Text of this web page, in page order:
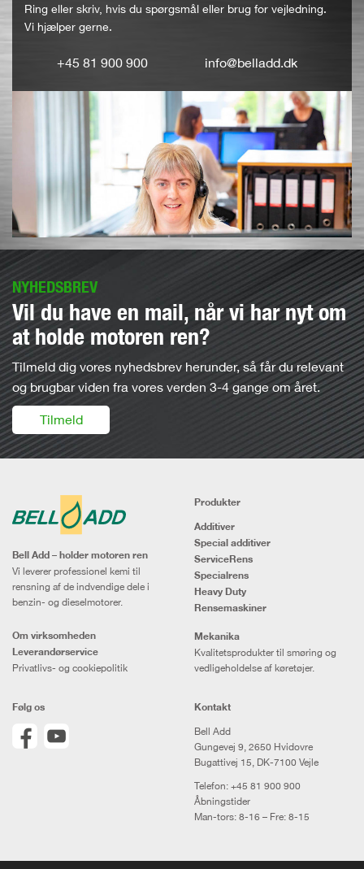
Ring eller skriv, hvis du spørgsmål eller brug for vejledning.
Vi hjælper gerne.
+45 81 900 900 info@belladd.dk
NYHEDSBREV
Vil du have en mail, når vi har nyt om
at holde motoren ren?
Tilmeld dig vores nyhedsbrev herunder, så får du relevant
og brugbar viden fra vores verden 3-4 gange om året.
Tilmeld
Bell Add – holder motoren ren
Vi leverer professionel kemi til
rensning af de indvendige dele i
benzin- og dieselmotorer.
Om virksomheden
Leverandørservice
Privatlivs- og cookiepolitik
Produkter
Additiver
Special additiver
ServiceRens
Specialrens
Heavy Duty
Rensemaskiner
Mekanika
Kvalitetsprodukter til smøring og
vedligeholdelse af køretøjer.
Følg os Kontakt
Bell Add
Gungevej 9, 2650 Hvidovre
Bugattivej 15, DK-7100 Vejle
Telefon: +45 81 900 900
Åbningstider
Man-tors: 8-16 – Fre: 8-15